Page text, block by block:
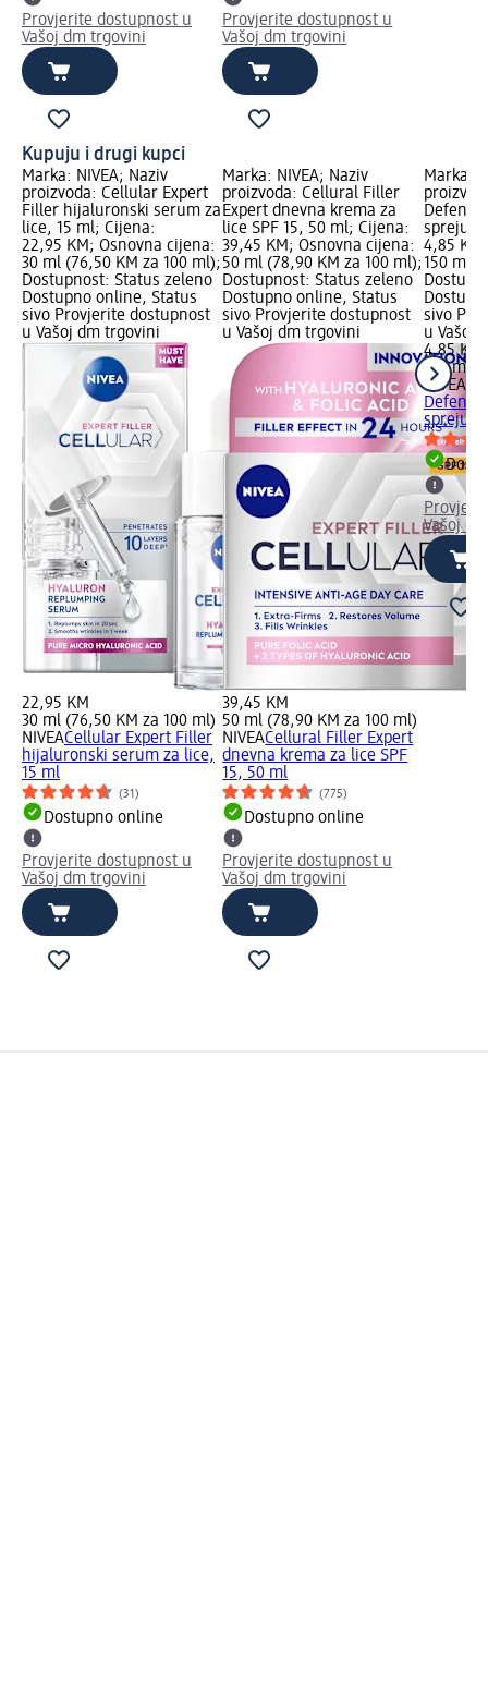
Provjerite dostupnost u
Vašoj dm trgovini
Provjerite dostupnost u
Vašoj dm trgovini
Kupuju i drugi kupci
Marka: NIVEA; Naziv
proizvoda: Cellular Expert
Filler hijaluronski serum za
lice, 15 ml; Cijena:
22,95 KM; Osnovna cijena:
30 ml (76,50 KM za 100 ml);
Dostupnost: Status zeleno
Dostupno online, Status
sivo Provjerite dostupnost
u Vašoj dm trgovini
22,95 KM
30 ml (76,50 KM za 100 ml)
NIVEACellular Expert Filler
hijaluronski serum za lice,
15 ml
(31)
Dostupno online
Provjerite dostupnost u
Vašoj dm trgovini
Marka: NIVEA; Naziv
proizvoda: Cellural Filler
Expert dnevna krema za
lice SPF 15, 50 ml; Cijena:
39,45 KM; Osnovna cijena:
50 ml (78,90 KM za 100 ml);
Dostupnost: Status zeleno
Dostupno online, Status
sivo Provjerite dostupnost
u Vašoj dm trgovini
39,45 KM
50 ml (78,90 KM za 100 ml)
NIVEACellural Filler Expert
dnevna krema za lice SPF
15, 50 ml
(775)
Dostupno online
Provjerite dostupnost u
Vašoj dm trgovini
Marka:
Defend
spreju,
4,85
150 ml
sivo
u Vašoj
4,85 KM
150 ml
NIVEA
Defend
spreju,
Vašoj